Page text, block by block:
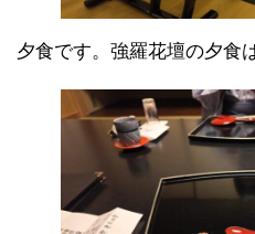
夕食です。強羅花壇の夕食